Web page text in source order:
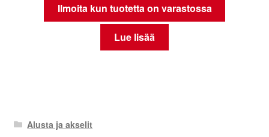
Ilmoita kun tuotetta on varastossa
Lue lisää
Alusta ja akselit